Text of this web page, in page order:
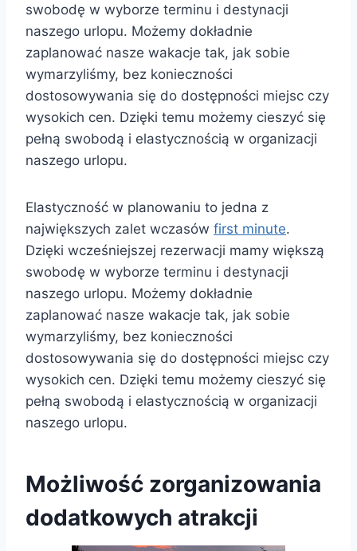
swobodę w wyborze terminu i destynacji
naszego urlopu. Możemy dokładnie
zaplanować nasze wakacje tak, jak sobie
wymarzyliśmy, bez konieczności
dostosowywania się do dostępności miejsc czy
wysokich cen. Dzięki temu możemy cieszyć się
pełną swobodą i elastycznością w organizacji
naszego urlopu.
Elastyczność w planowaniu to jedna z
największych zalet wczasów first minute.
Dzięki wcześniejszej rezerwacji mamy większą
swobodę w wyborze terminu i destynacji
naszego urlopu. Możemy dokładnie
zaplanować nasze wakacje tak, jak sobie
wymarzyliśmy, bez konieczności
dostosowywania się do dostępności miejsc czy
wysokich cen. Dzięki temu możemy cieszyć się
pełną swobodą i elastycznością w organizacji
naszego urlopu.
Możliwość zorganizowania
dodatkowych atrakcji